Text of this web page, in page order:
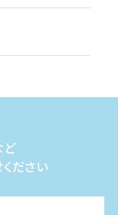
ど
ださい